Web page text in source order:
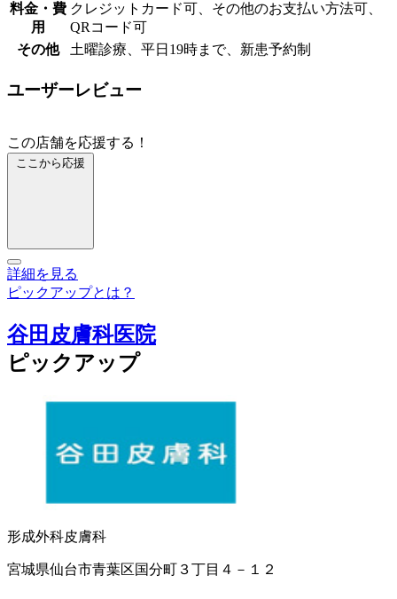
料金・費
用
クレジットカード可、その他のお支払い方法可、
QRコード可
その他
土曜診療、平日19時まで、新患予約制
ユーザーレビュー
この店舗を応援する！
ここから応援
詳細を見る
ピックアップとは？
谷田皮膚科医院
ピックアップ
形成外科皮膚科
宮城県仙台市青葉区国分町３丁目４－１２